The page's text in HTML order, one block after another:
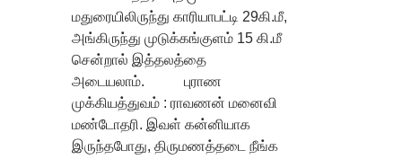
மதுரையிலிருந்து காரியாபட்டி 29கி.மீ,
அங்கிருந்து முடுக்கங்குளம் 15 கி.மீ
சென்றால் இத்தலத்தை
அடையலாம். புராண
முக்கியத்துவம் : ராவணன் மனைவி
மண்டோதரி. இவள் கன்னியாக
இருந்தபோது, திருமணத்தடை நீங்க